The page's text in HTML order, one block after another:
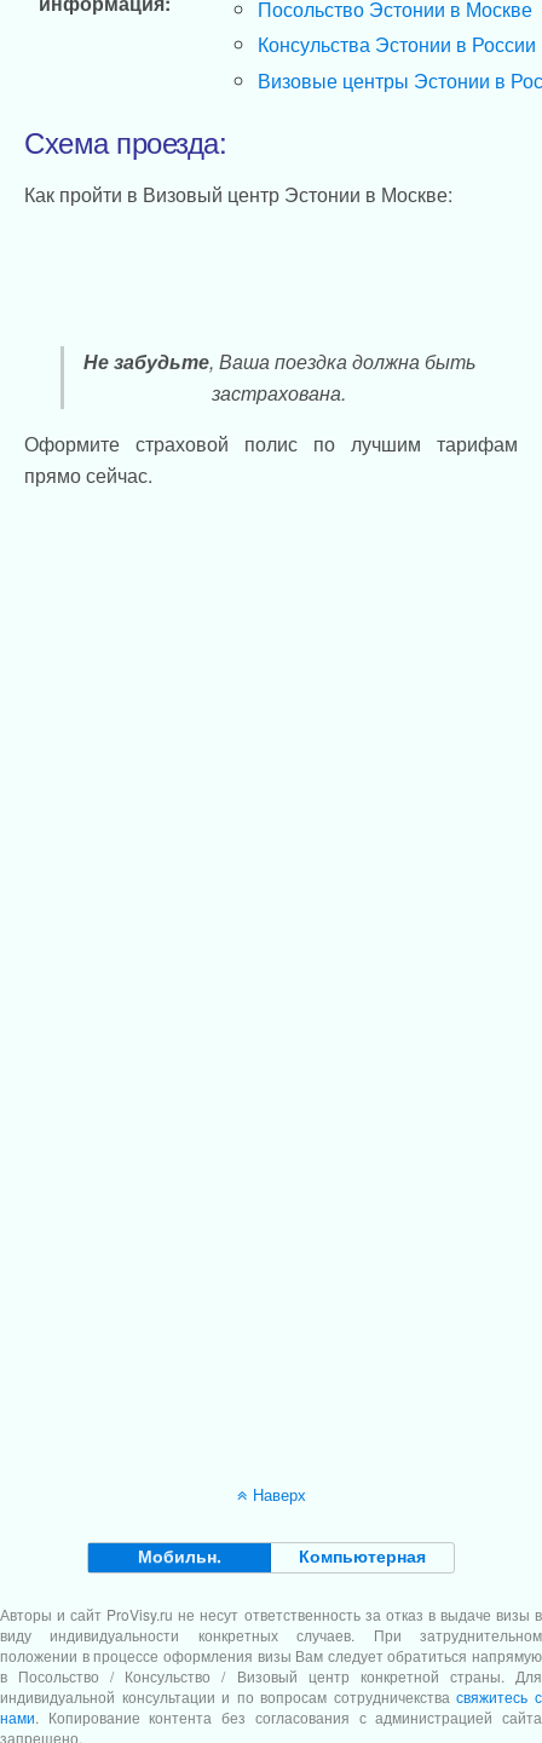
Посольство Эстонии в Москве
Консульства Эстонии в России
Визовые центры Эстонии в
Схема проезда:
Как пройти в Визовый центр Эстонии в Москве:
Не забудьте, Ваша поездка должна быть
застрахована.
Оформите страховой полис по лучшим тарифам
прямо сейчас.
Наверх
Мобильн. Компьютерная
Авторы и сайт ProVisy.ru не несут ответственность за отказ в выдаче визы в
виду индивидуальности конкретных случаев. При затруднительном
положении в процессе оформления визы Вам следует обратиться напрямую
в Посольство / Консульство / Визовый центр конкретной страны. Для
индивидуальной консультации и по вопросам сотрудничекствасвяжитесь с
нами. Копирование контента без согласования с администрацией сайта
запрещено.